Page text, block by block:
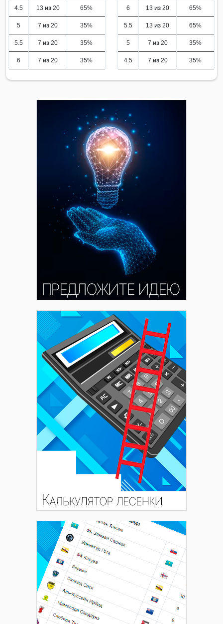
4.5 13 из 20 65%
5 7 из 20 35%
5.5 7 из 20 35%
6 7 из 20 35%
6 13 из 20 65%
5.5 13 из 20 65%
5 7 из 20 35%
4.5 7 из 20 35%